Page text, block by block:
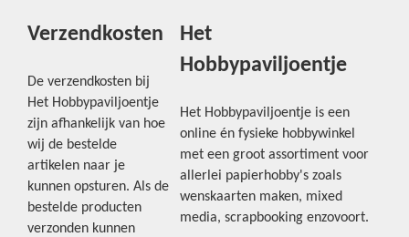
Verzendkosten
De verzendkosten bij
Het Hobbypaviljoentje
zijn afhankelijk van hoe
wij de bestelde
artikelen naar je
kunnen opsturen. Als de
bestelde producten
verzonden kunnen
Het
Hobbypaviljoentje
Het Hobbypaviljoentje is een
online én fysieke hobbywinkel
met een groot assortiment voor
allerlei papierhobby's zoals
wenskaarten maken, mixed
media, scrapbooking enzovoort.